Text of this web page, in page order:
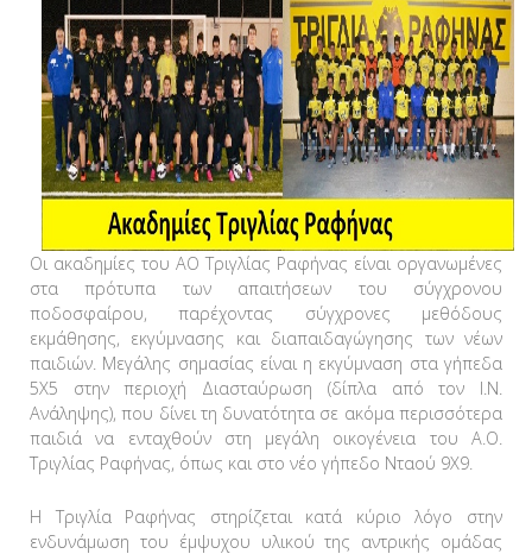
Οι ακαδημίες του ΑΟ Τριγλίας Ραφήνας είναι οργανωμένες
στα πρότυπα των απαιτήσεων του σύγχρονου
ποδοσφαίρου, παρέχοντας σύγχρονες μεθόδους
εκμάθησης, εκγύμνασης και διαπαιδαγώγησης των νέων
παιδιών. Μεγάλης σημασίας είναι η εκγύμναση στα γήπεδα
5Χ5 στην περιοχή Διασταύρωση (δίπλα από τον Ι.Ν.
Ανάληψης), που δίνει τη δυνατότητα σε ακόμα περισσότερα
παιδιά να ενταχθούν στη μεγάλη οικογένεια του Α.Ο.
Τριγλίας Ραφήνας, όπως και στο νέο γήπεδο Νταού 9Χ9.
Η Τριγλία Ραφήνας στηρίζεται κατά κύριο λόγο στην
ενδυνάμωση του έμψυχου υλικού της αντρικής ομάδας